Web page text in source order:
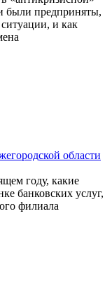
были предприняты,
и как
области
году, какие
банковских услуг,
филиала